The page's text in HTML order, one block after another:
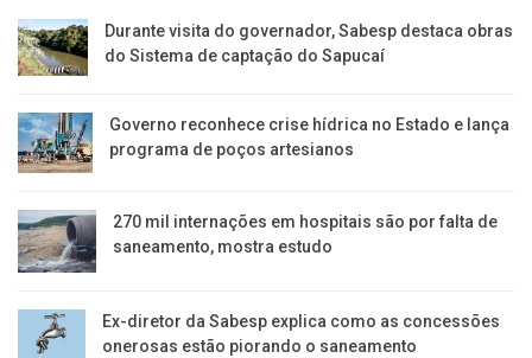
Durante visita do governador, Sabesp destaca obras
do Sistema de captação do Sapucaí
Governo reconhece crise hídrica no Estado e lança
programa de poços artesianos
270 mil internações em hospitais são por falta de
saneamento, mostra estudo
Ex-diretor da Sabesp explica como as concessões
onerosas estão piorando o saneamento